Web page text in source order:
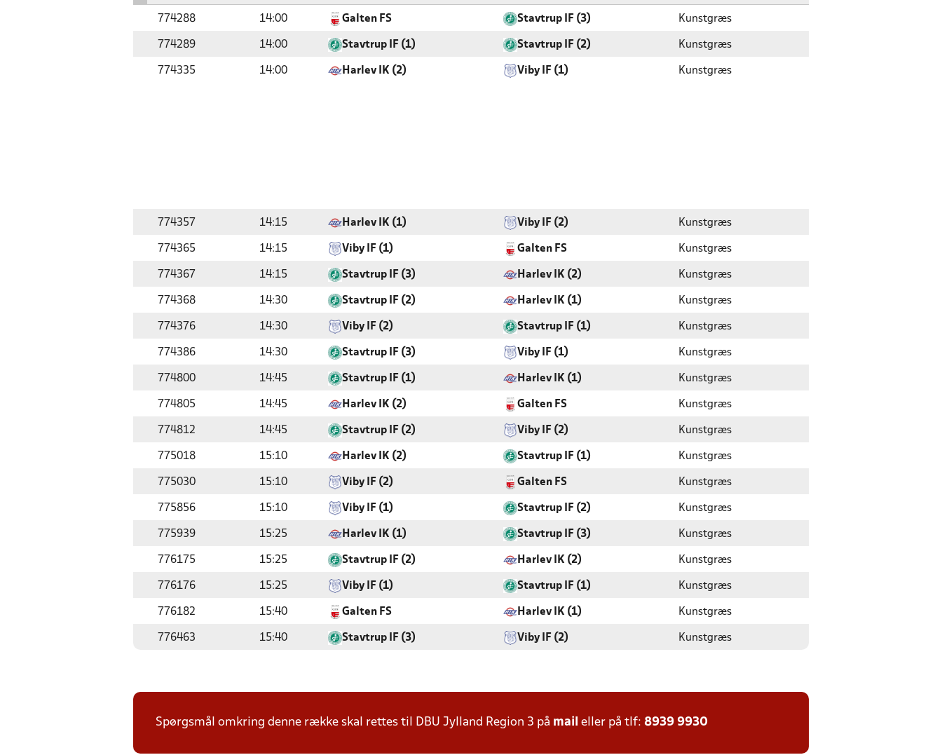
774288 14:00 Galten FS Stavtrup IF (3) Kunstgræs
774289 14:00 Stavtrup IF (1) Stavtrup IF (2) Kunstgræs
774335 14:00 Harlev IK (2) Viby IF (1) Kunstgræs
774357 14:15 Harlev IK (1) Viby IF (2) Kunstgræs
774365 14:15 Viby IF (1) Galten FS Kunstgræs
774367 14:15 Stavtrup IF (3) Harlev IK (2) Kunstgræs
774368 14:30 Stavtrup IF (2) Harlev IK (1) Kunstgræs
774376 14:30 Viby IF (2) Stavtrup IF (1) Kunstgræs
774386 14:30 Stavtrup IF (3) Viby IF (1) Kunstgræs
774800 14:45 Stavtrup IF (1) Harlev IK (1) Kunstgræs
774805 14:45 Harlev IK (2) Galten FS Kunstgræs
774812 14:45 Stavtrup IF (2) Viby IF (2) Kunstgræs
775018 15:10 Harlev IK (2) Stavtrup IF (1) Kunstgræs
775030 15:10 Viby IF (2) Galten FS Kunstgræs
775856 15:10 Viby IF (1) Stavtrup IF (2) Kunstgræs
775939 15:25 Harlev IK (1) Stavtrup IF (3) Kunstgræs
776175 15:25 Stavtrup IF (2) Harlev IK (2) Kunstgræs
776176 15:25 Viby IF (1) Stavtrup IF (1) Kunstgræs
776182 15:40 Galten FS Harlev IK (1) Kunstgræs
776463 15:40 Stavtrup IF (3) Viby IF (2) Kunstgræs
Spørgsmål omkring denne række skal rettes til DBU Jylland Region 3 på mail eller på tlf: 8939 9930